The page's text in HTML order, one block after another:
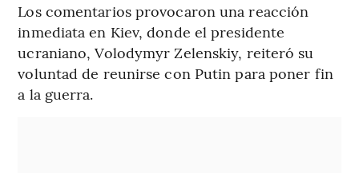
Los comentarios provocaron una reacción
inmediata en Kiev, donde el presidente
ucraniano, Volodymyr Zelenskiy, reiteró su
voluntad de reunirse con Putin para poner fin
a la guerra.